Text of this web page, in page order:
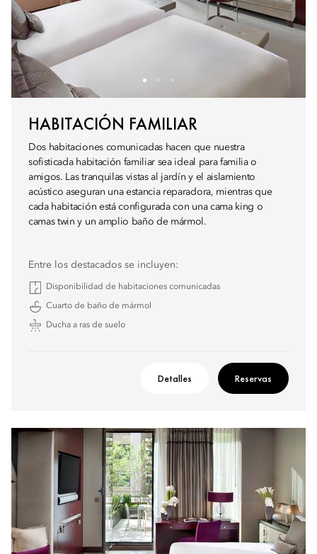
HABITACIÓN FAMILIAR
Dos habitaciones comunicadas hacen que nuestra
sofisticada habitación familiar sea ideal para familia o
amigos. Las tranquilas vistas al jardín y el aislamiento
acústico aseguran una estancia reparadora, mientras que
cada habitación está configurada con una cama king o
camas twin y un amplio baño de mármol.
Entre los destacados se incluyen:
Disponibilidad de habitaciones comunicadas
Cuarto de baño de mármol
Ducha a ras de suelo
Detalles Reservas